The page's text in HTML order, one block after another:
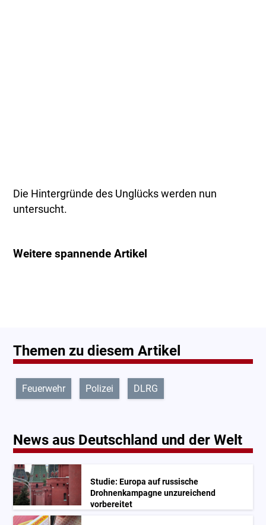
Die Hintergründe des Unglücks werden nun
untersucht.
Weitere spannende Artikel
Themen zu diesem Artikel
Feuerwehr Polizei DLRG
News aus Deutschland und der Welt
Studie: Europa auf russische
Drohnenkampagne unzureichend
vorbereitet